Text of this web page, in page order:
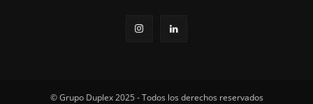
© Grupo Duplex 2025 - Todos los derechos reservados